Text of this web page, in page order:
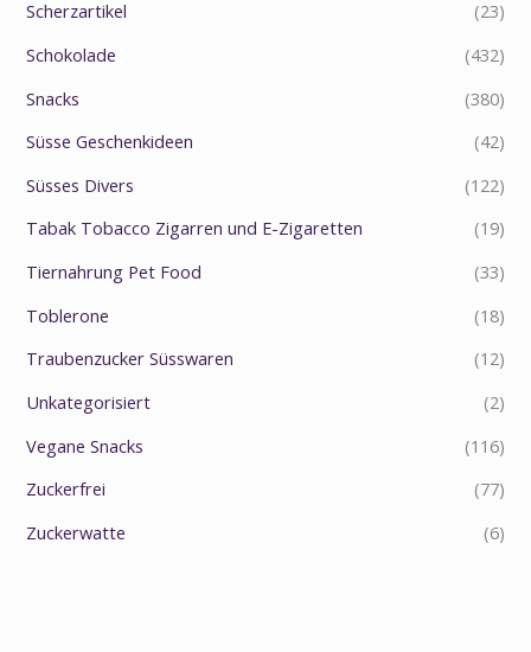
Scherzartikel
(23)
Schokolade
(432)
Snacks
(380)
Süsse Geschenkideen
(42)
Süsses Divers
(122)
Tabak Tobacco Zigarren und E-Zigaretten
(19)
Tiernahrung Pet Food
(33)
Toblerone
(18)
Traubenzucker Süsswaren
(12)
Unkategorisiert
(2)
Vegane Snacks
(116)
Zuckerfrei
(77)
Zuckerwatte
(6)